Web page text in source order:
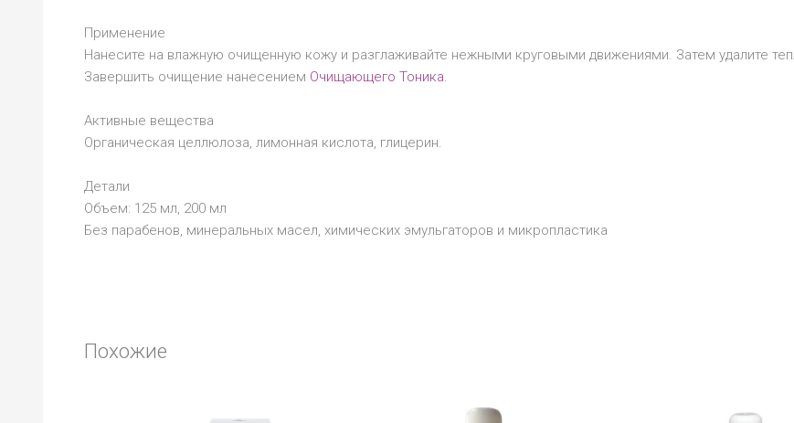
Применение
Нанесите на влажную очищенную кожу и разглаживайте нежными круговыми движениями. Затем удалите
Завершить очищение нанесением Очищающего Тоника
Активные вещества
Органическая целлюлоза, лимонная кислота, глицерин.
Детали
Объем: 125 мл, 200 мл
Без парабенов, минеральных масел, химических эмульгаторов и микропластика
Похожие